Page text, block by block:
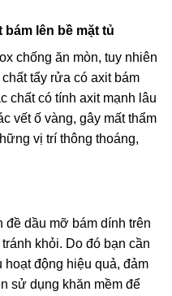
lên bề mặt tủ
chống ăn mòn, tuy nhiên
tẩy rửa có axit bám
chất có tính axit mạnh lâu
vết ố vàng, gây mất thẩm
vị trí thông thoáng,
đề dầu mỡ bám dính trên
khỏi. Do đó bạn cần
động hiệu quả, đảm
sử dụng khăn mềm để